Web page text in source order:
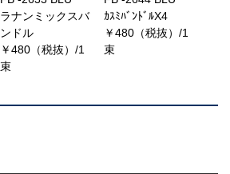
ラナンミックスバ
ンドル
￥480（税抜）/1
束
ｶｽﾐﾊﾞﾝﾄﾞﾙX4
￥480（税抜）/1
束